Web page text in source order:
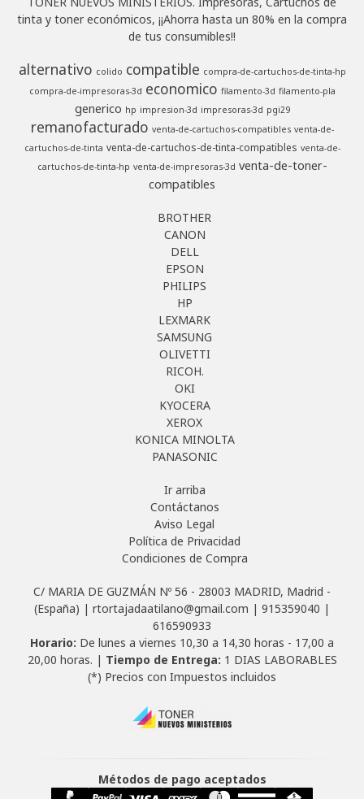
tinta y toner económicos, ¡¡Ahorra hasta un 80% en la compra
de tus consumibles!!
alternativo colido compatible compra-de-cartuchos-de-tinta-hp
compra-de-impresoras-3d economico filamento-3d filamento-pla
generico hp impresion-3d impresoras-3d pgi29
remanofacturado venta-de-cartuchos-compatibles venta-de-
cartuchos-de-tinta venta-de-cartuchos-de-tinta-compatibles venta-de-
cartuchos-de-tinta-hp venta-de-impresoras-3d venta-de-toner-
compatibles
BROTHER
CANON
DELL
EPSON
PHILIPS
HP
LEXMARK
SAMSUNG
OLIVETTI
RICOH.
OKI
KYOCERA
XEROX
KONICA MINOLTA
PANASONIC
Ir arriba
Contáctanos
Aviso Legal
Política de Privacidad
Condiciones de Compra
C/ MARIA DE GUZMÁN Nº 56 - 28003 MADRID, Madrid -
(España) | rtortajadaatilano@gmail.com | 915359040 |
616590933
Horario: De lunes a viernes 10,30 a 14,30 horas - 17,00 a
20,00 horas. | Tiempo de Entrega: 1 DIAS LABORABLES
(*) Precios con Impuestos incluidos
Métodos de pago aceptados